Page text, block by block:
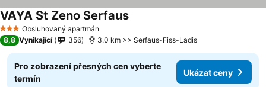
3 Počet hvězdiček
Obsluhovaný apartmán
VAYA St Zeno Serfaus
8,8 Vynikající 356 3.0 km >> Serfaus-Fiss-Ladis
Pro zobrazení přesných cen vyberte
termín
Ukázat ceny